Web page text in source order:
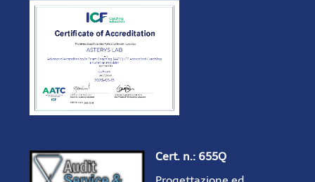
Cert. n.: 655Q